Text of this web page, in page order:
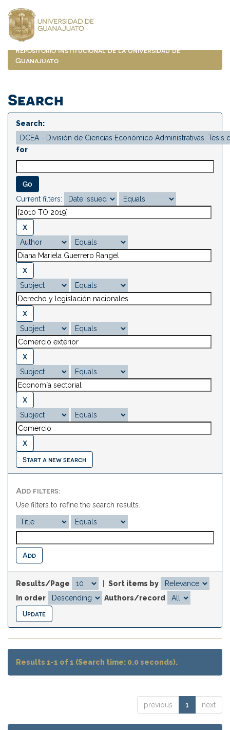
navigation
Repositorio Institucional de la Universidad de
Guanajuato
Search
Search:
for
Current filters:
Start a new search
Add filters:
Use filters to refine the search results.
Results/Page
Sort items by
In order
Authors/record
Results 1-1 of 1 (Search time: 0.0 seconds).
previous 1 next